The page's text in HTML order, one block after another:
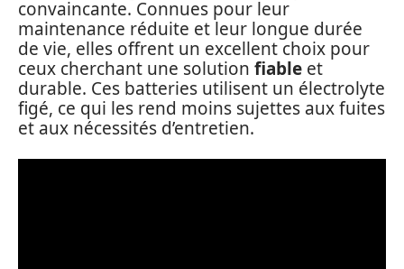
convaincante. Connues pour leur
maintenance réduite et leur longue durée
de vie, elles offrent un excellent choix pour
ceux cherchant une solution fiable et
durable. Ces batteries utilisent un électrolyte
figé, ce qui les rend moins sujettes aux fuites
et aux nécessités d’entretien.